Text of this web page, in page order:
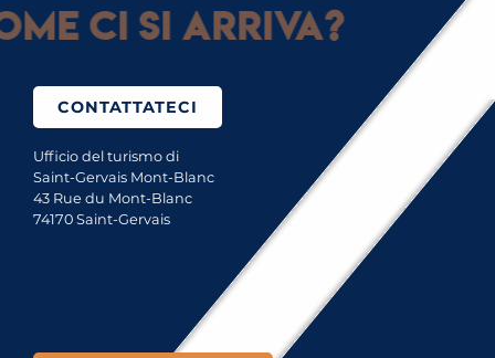
ci si arriva?
CONTATTATECI
Ufficio del turismo di
Saint-Gervais Mont-Blanc
43 Rue du Mont-Blanc
74170 Saint-Gervais